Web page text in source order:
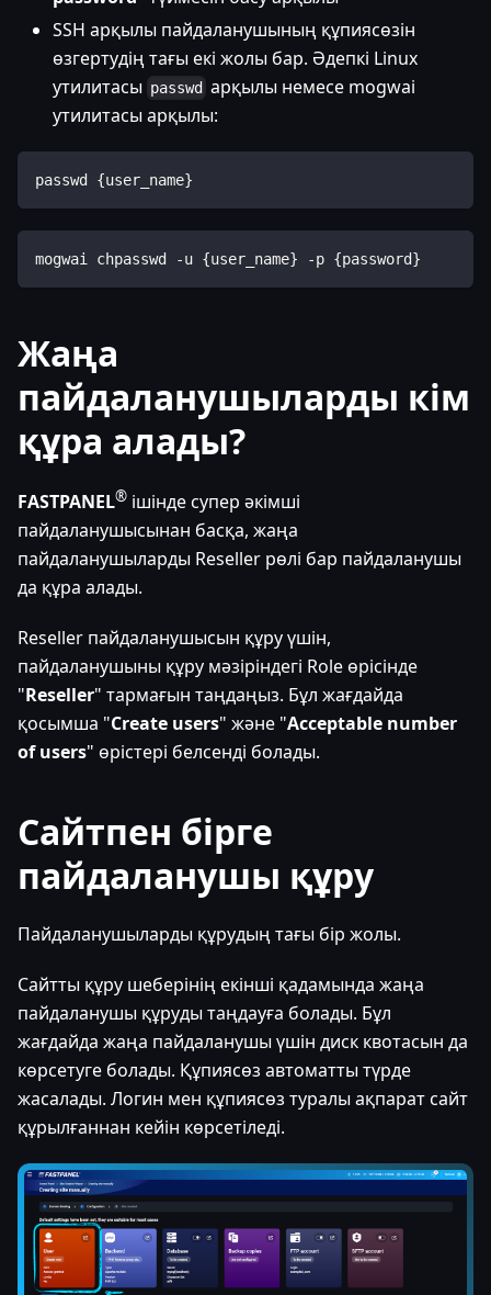
SSH арқылы пайдаланушының құпиясөзін
өзгертудің тағы екі жолы бар. Әдепкі Linux
утилитасы passwd арқылы немесе mogwai
утилитасы арқылы:
passwd {user_name}
mogwai chpasswd -u {user_name} -p {password}
Жаңа
пайдаланушыларды кім
құра алады?
FASTPANEL® ішінде супер әкімші
пайдаланушысынан басқа, жаңа
пайдаланушыларды Reseller рөлі бар пайдаланушы
да құра алады.
Reseller пайдаланушысын құру үшін,
пайдаланушыны құру мәзіріндегі Role өрісінде
"Reseller" тармағын таңдаңыз. Бұл жағдайда
қосымша "Create users" және "Acceptable number
of users" өрістері белсенді болады.
Сайтпен бірге
пайдаланушы құру
Пайдаланушыларды құрудың тағы бір жолы.
Сайтты құру шеберінің екінші қадамында жаңа
пайдаланушы құруды таңдауға болады. Бұл
жағдайда жаңа пайдаланушы үшін диск квотасын да
көрсетуге болады. Құпиясөз автоматты түрде
жасалады. Логин мен құпиясөз туралы ақпарат сайт
құрылғаннан кейін көрсетіледі.